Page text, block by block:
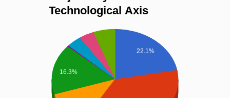
Technological Axis
22.1%
16.3%